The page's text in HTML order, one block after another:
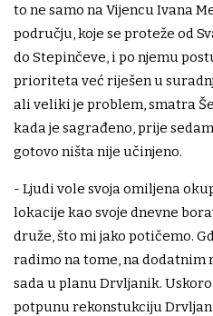
to ne samo na Vijencu Ivana
području, koje se proteže od
do Stepinčeve, i po njemu
prioriteta već riješen u
ali veliki je problem, smatra
kada je sagrađeno, prije
gotovo ništa nije učinjeno.
- Ljudi vole svoja omiljena
lokacije kao svoje dnevne
druže, što mi jako potičemo.
radimo na tome, na dodatnim
sada u planu Drvljanik.
potpunu rekonstukciju